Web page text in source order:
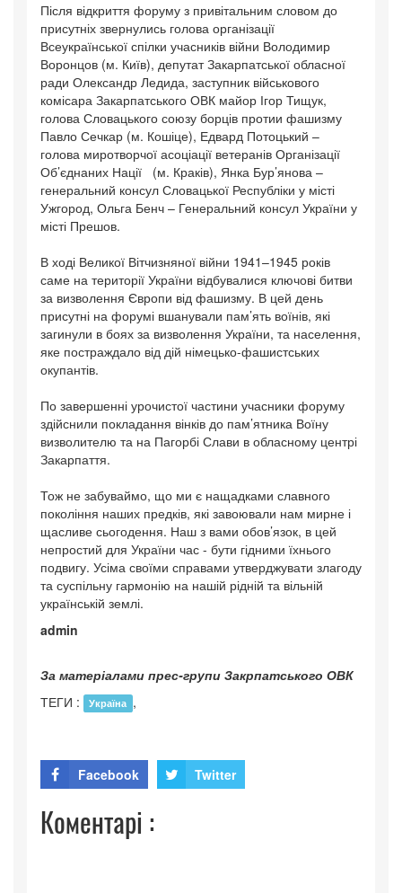
Після відкриття форуму з привітальним словом до
присутніх звернулись голова організації
Всеукраїнської спілки учасників війни Володимир
Воронцов (м. Київ), депутат Закарпатської обласної
ради Олександр Ледида, заступник військового
комісара Закарпатського ОВК майор Ігор Тищук,
голова Словацького союзу борців протии фашизму
Павло Сечкар (м. Кошіце), Едвард Потоцький –
голова миротворчої асоціації ветеранів Організації
Об’єднаних Нації (м. Краків), Янка Бур’янова –
генеральний консул Словацької Республіки у місті
Ужгород, Ольга Бенч – Генеральний консул України у
місті Прешов.
В ході Великої Вітчизняної війни 1941–1945 років
саме на території України відбувалися ключові битви
за визволення Європи від фашизму. В цей день
присутні на форумі вшанували пам’ять воїнів, які
загинули в боях за визволення України, та населення,
яке постраждало від дій німецько-фашистських
окупантів.
По завершенні урочистої частини учасники форуму
здійснили покладання вінків до пам’ятника Воїну
визволителю та на Пагорбі Слави в обласному центрі
Закарпаття.
Тож не забуваймо, що ми є нащадками славного
покоління наших предків, які завоювали нам мирне і
щасливе сьогодення. Наш з вами обов’язок, в цей
непростий для України час - бути гідними їхнього
подвигу. Усіма своїми справами утверджувати злагоду
та суспільну гармонію на нашій рідній та вільній
українській землі.
admin
За матеріалами прес-групи Закрпатського ОВК
ТЕГИ :
Україна ,
Facebook Twitter
Коментарі :